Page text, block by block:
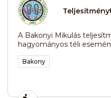
A Bakonyi Mikulás
hagyományos téli
Bakony